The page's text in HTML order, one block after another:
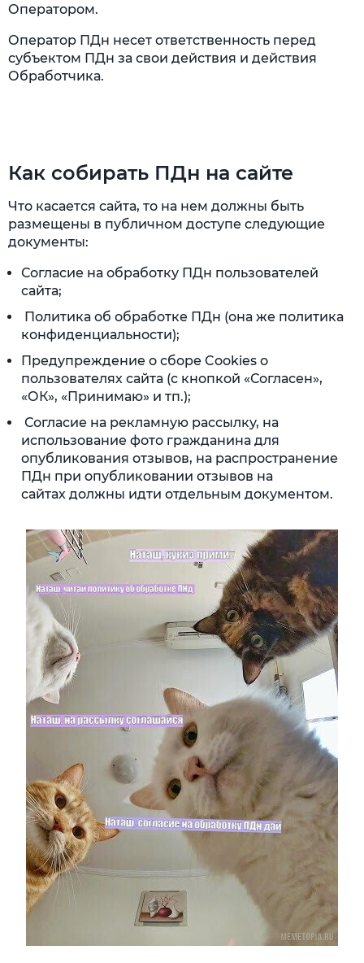
Оператором.
Оператор ПДн несет ответственность перед
субъектом ПДн за свои действия и действия
Обработчика.
Как собирать ПДн на сайте
Что касается сайта, то на нем должны быть
размещены в публичном доступе следующие
документы:
Согласие на обработку ПДн пользователей
сайта;
Политика об обработке ПДн (она же политика
конфиденциальности);
Предупреждение о сборе Cookies о
пользователях сайта (с кнопкой «Согласен»,
«ОК», «Принимаю» и тп.);
Согласие на рекламную рассылку, на
использование фото гражданина для
опубликования отзывов, на распространение
ПДн при опубликовании отзывов на
сайтах должны идти отдельным документом.